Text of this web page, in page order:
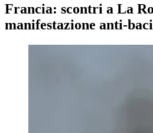
Francia: scontri a La
manifestazione anti-